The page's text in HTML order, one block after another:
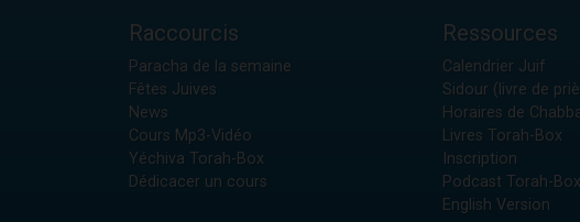
Raccourcis
Paracha de la semaine
Fêtes Juives
News
Cours Mp3-Vidéo
Yéchiva Torah-Box
Dédicacer un cours
Ressources
Calendrier Juif
Sidour (livre de
Horaires de
Livres Torah-Box
Inscription
Podcast Torah-Box
English Version